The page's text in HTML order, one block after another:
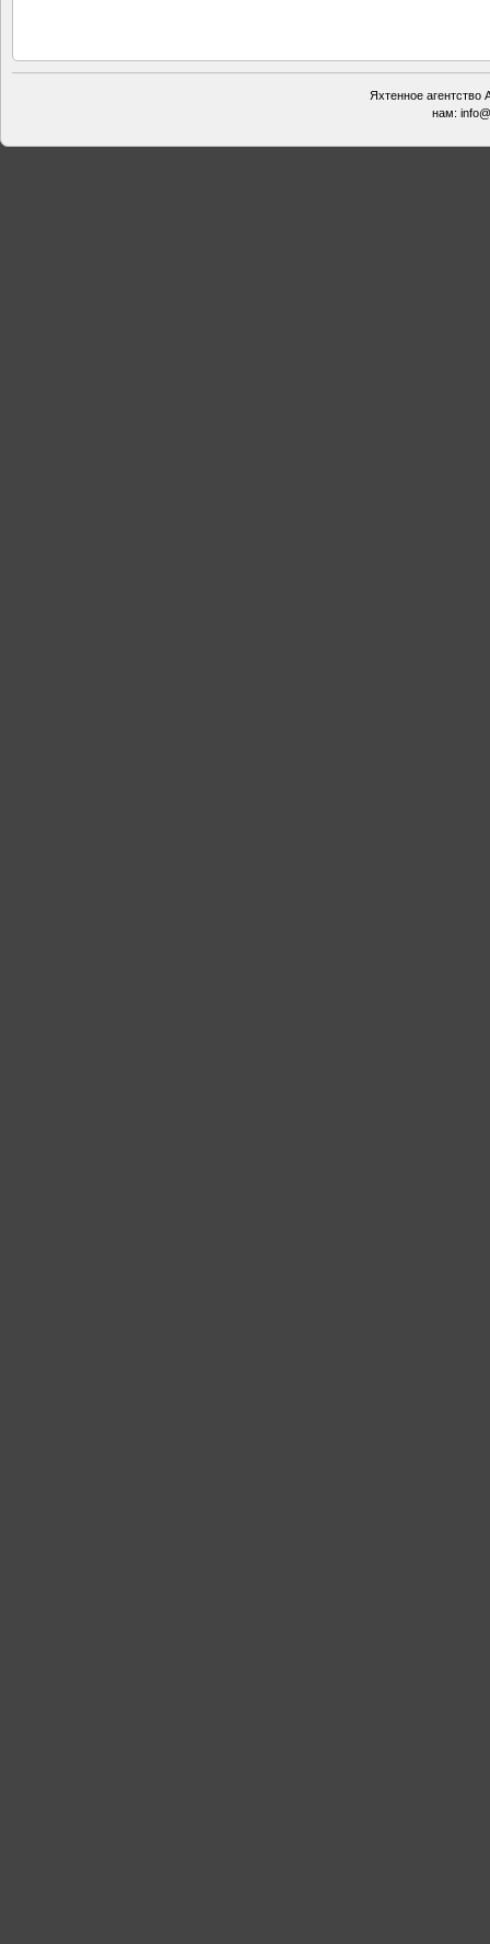
Яхтенное
нам: